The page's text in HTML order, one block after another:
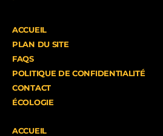
ACCUEIL
PLAN DU SITE
FAQS
POLITIQUE DE CONFIDENTIALITÉ
CONTACT
ÉCOLOGIE
ACCUEIL